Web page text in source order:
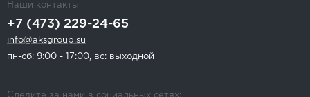
Наши контакты
+7 (473) 229-24-65
info@aksgroup.su
пн-сб: 9:00 - 17:00, вс: выходной